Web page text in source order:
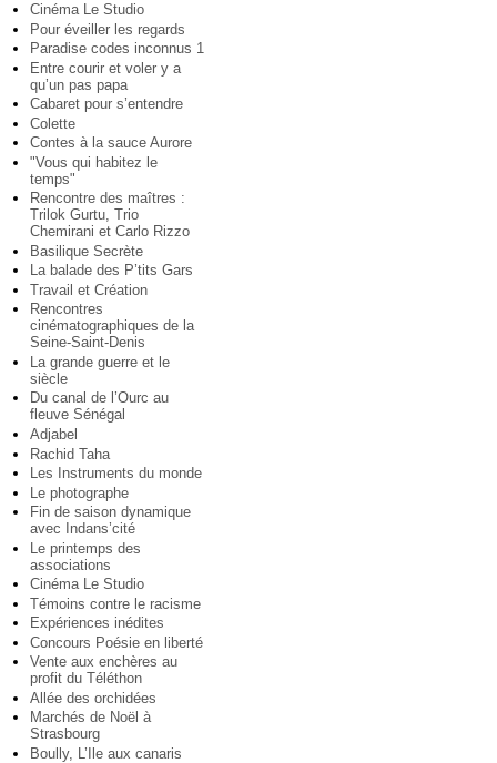
Cinéma Le Studio
Pour éveiller les regards
Paradise codes inconnus 1
Entre courir et voler y a
qu’un pas papa
Cabaret pour s’entendre
Colette
Contes à la sauce Aurore
"Vous qui habitez le
temps"
Rencontre des maîtres :
Trilok Gurtu, Trio
Chemirani et Carlo Rizzo
Basilique Secrète
La balade des P’tits Gars
Travail et Création
Rencontres
cinématographiques de la
Seine-Saint-Denis
La grande guerre et le
siècle
Du canal de l’Ourc au
fleuve Sénégal
Adjabel
Rachid Taha
Les Instruments du monde
Le photographe
Fin de saison dynamique
avec Indans’cité
Le printemps des
associations
Cinéma Le Studio
Témoins contre le racisme
Expériences inédites
Concours Poésie en liberté
Vente aux enchères au
profit du Téléthon
Allée des orchidées
Marchés de Noël à
Strasbourg
Boully, L’Ile aux canaris